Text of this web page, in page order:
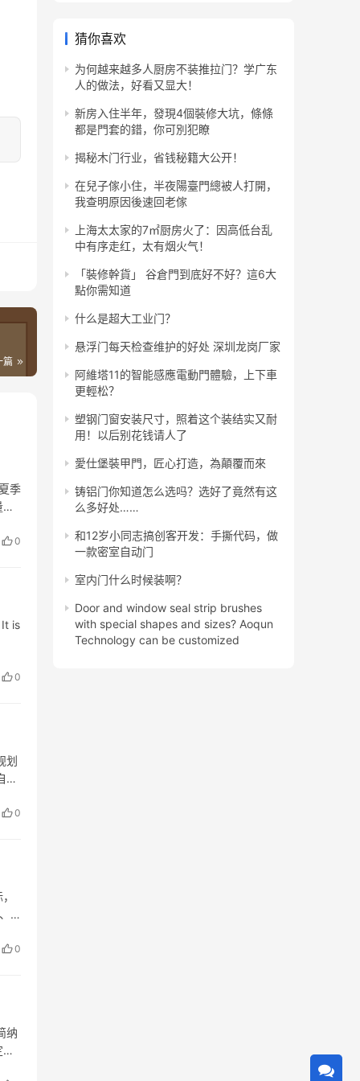
篇
季
0
is
0
划
我
0
0
纳
猜你喜欢
为何越来越多人厨房不装推拉门？学广东
人的做法，好看又显大！
新房入住半年，發現4個裝修大坑，條條
都是門套的錯，你可別犯瞭
揭秘木门行业，省钱秘籍大公开！
在兒子傢小住，半夜陽臺門總被人打開，
我查明原因後速回老傢
上海太太家的7㎡厨房火了：因高低台乱
中有序走红，太有烟火气！
「裝修幹貨」 谷倉門到底好不好？這6大
點你需知道
什么是超大工业门？
悬浮门每天检查维护的好处 深圳龙岗厂家
阿維塔11的智能感應電動門體驗，上下車
更輕松？
塑钢门窗安装尺寸，照着这个装结实又耐
用！以后别花钱请人了
愛仕堡裝甲門，匠心打造，為顛覆而來
铸铝门你知道怎么选吗？选好了竟然有这
么多好处……
和12岁小同志搞创客开发：手撕代码，做
一款密室自动门
室内门什么时候装啊？
Door and window seal strip brushes
with special shapes and sizes? Aoqun
Technology can be customized